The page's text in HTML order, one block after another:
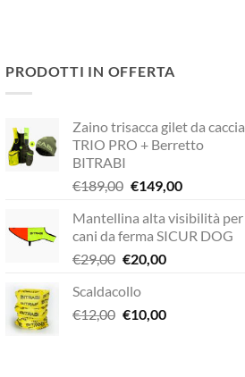
PRODOTTI IN OFFERTA
Zaino trisacca gilet da caccia
TRIO PRO + Berretto
BITRABI
€189,00 Il
originale
era:
€189,00.
€149,00Il
attuale
è:
Mantellina alta visibilità per
cani da ferma SICUR DOG
€29,00 Il
originale
era:
€20,00Il
è:
Scaldacollo
€12,00 Il
€10,00Il